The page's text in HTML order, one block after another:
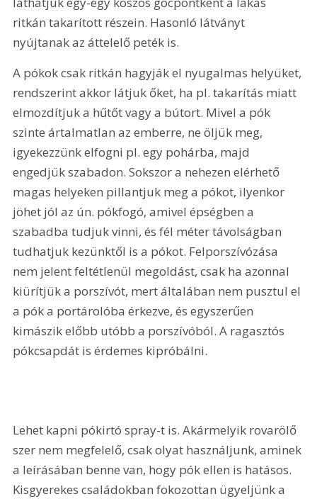
ritkán takarított részein. Hasonló látványt
nyújtanak az áttelelő peték is.
A pókok csak ritkán hagyják el nyugalmas helyüket,
rendszerint akkor látjuk őket, ha pl. takarítás miatt
elmozdítjuk a hűtőt vagy a bútort. Mivel a pók
szinte ártalmatlan az emberre, ne öljük meg,
igyekezzünk elfogni pl. egy pohárba, majd
engedjük szabadon. Sokszor a nehezen elérhető
magas helyeken pillantjuk meg a pókot, ilyenkor
jöhet jól az ún. pókfogó, amivel épségben a
szabadba tudjuk vinni, és fél méter távolságban
tudhatjuk kezünktől is a pókot. Felporszívózása
nem jelent feltétlenül megoldást, csak ha azonnal
kiürítjük a porszívót, mert általában nem pusztul el
a pók a portárolóba érkezve, és egyszerűen
kimászik előbb utóbb a porszívóból. A ragasztós
pókcsapdát is érdemes kipróbálni.
Lehet kapni pókirtó spray-t is. Akármelyik rovarölő
szer nem megfelelő, csak olyat használjunk, aminek
a leírásában benne van, hogy pók ellen is hatásos.
Kisgyerekes családokban fokozottan ügyeljünk a